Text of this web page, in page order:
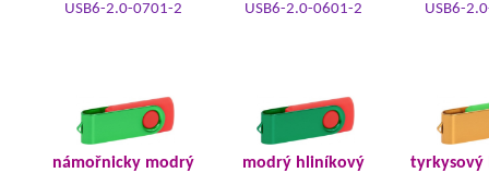
USB6-2.0-0701-2 USB6-2.0-0601-2 USB6-
námořnicky modrý
modrý hliníkový
tyrkysový